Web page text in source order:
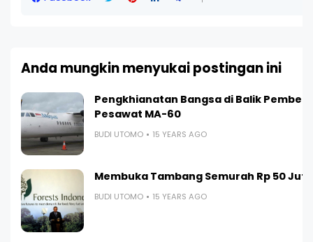
Anda mungkin menyukai postingan ini
Pengkhianatan Bangsa di Balik
Pesawat MA-60
BUDI UTOMO 15 YEARS AGO
Membuka Tambang Semurah Rp 50 Juta
BUDI UTOMO 15 YEARS AGO